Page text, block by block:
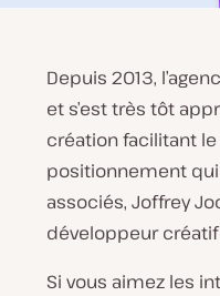
Depuis 2013,
et s’est très tôt
création facilitant
positionnement
associés, Joffrey
développeur créatif
Si vous aimez les